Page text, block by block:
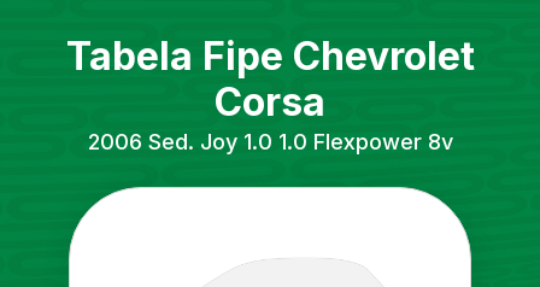
Tabela Fipe Chevrolet
Corsa
2006 Sed. Joy 1.0 1.0 Flexpower 8v